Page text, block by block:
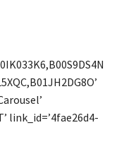
link_id=’4fae26d4-